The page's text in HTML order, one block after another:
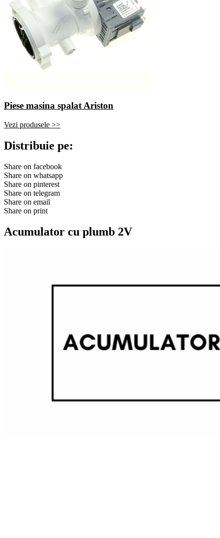
Piese masina spalat Ariston
Vezi produsele >>
Distribuie pe:
Share on facebook
Share on whatsapp
Share on pinterest
Share on telegram
Share on email
Share on print
Acumulator cu plumb 2V